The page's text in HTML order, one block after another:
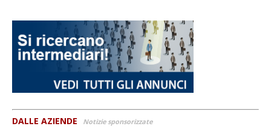
DALLE AZIENDE Notizie sponsorizzate